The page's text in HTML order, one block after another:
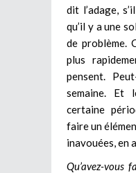
dit l’adage,
qu’il y a une
de problème.
plus
pensent.
semaine. Et
certaine
faire un
inavouées, en
Qu’avez-vous